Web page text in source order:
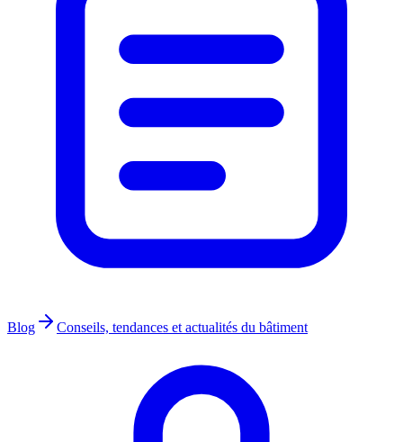
Blog Conseils, tendances et actualités du bâtiment